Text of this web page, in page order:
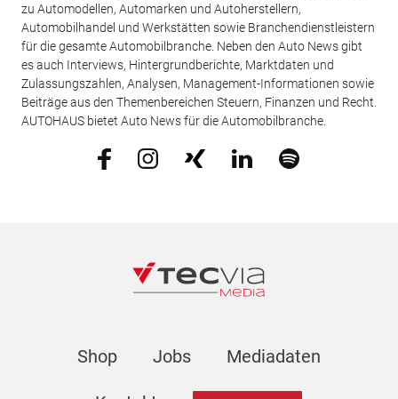
zu Automodellen, Automarken und Autoherstellern,
Automobilhandel und Werkstätten sowie Branchendienstleistern
für die gesamte Automobilbranche. Neben den Auto News gibt
es auch Interviews, Hintergrundberichte, Marktdaten und
Zulassungszahlen, Analysen, Management-Informationen sowie
Beiträge aus den Themenbereichen Steuern, Finanzen und Recht.
AUTOHAUS bietet Auto News für die Automobilbranche.
Shop Jobs Mediadaten